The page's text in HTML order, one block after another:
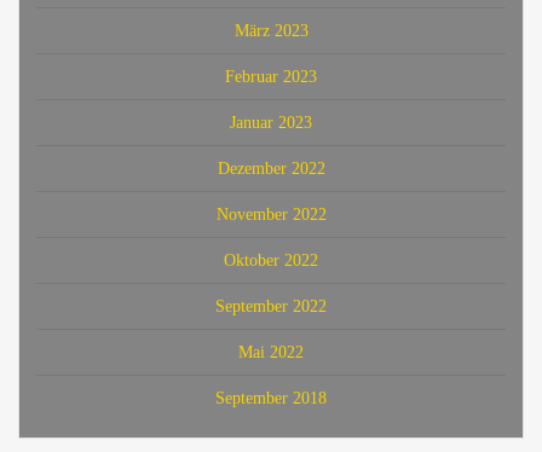
März 2023
Februar 2023
Januar 2023
Dezember 2022
November 2022
Oktober 2022
September 2022
Mai 2022
September 2018